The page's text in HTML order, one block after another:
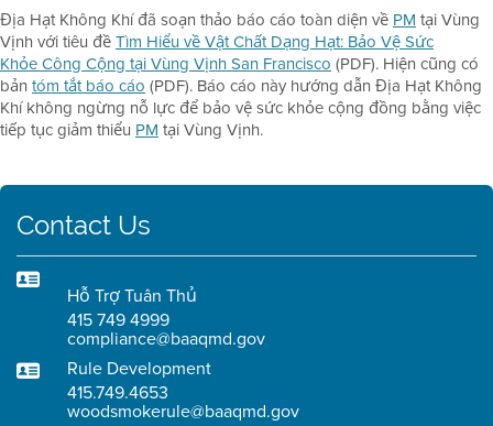
Địa Hạt Không Khí đã soạn thảo báo cáo toàn diện về PM tại Vùng
Vịnh với tiêu đềTìm Hiểu về Vật Chất Dạng Hạt: Bảo Vệ Sức
Khỏe Công Cộng tại Vùng Vịnh San Francisco (PDF). Hiện cũng có
bản tóm tắt báo cáo (PDF). Báo cáo này hướng dẫn Địa Hạt Không
Khí không ngừng nỗ lực để bảo vệ sức khỏe cộng đồng bằng việc
tiếp tục giảm thiểu PM tại Vùng Vịnh.
Contact Us
Hỗ Trợ Tuân Thủ
415 749 4999
compliance@baaqmd.gov
Rule Development
415.749.4653
woodsmokerule@baaqmd.gov